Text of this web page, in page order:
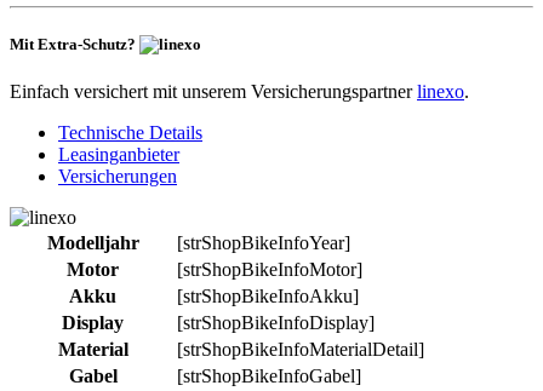
Mit Extra-Schutz?
Einfach versichert mit unserem Versicherungspartnerlinexo.
Technische Details
Leasinganbieter
Versicherungen
Modelljahr
[strShopBikeInfoYear]
Motor
[strShopBikeInfoMotor]
Akku
[strShopBikeInfoAkku]
Display
[strShopBikeInfoDisplay]
Material
[strShopBikeInfoMaterialDetail]
Gabel
[strShopBikeInfoGabel]